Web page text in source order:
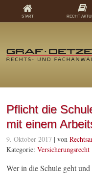
Pflicht die
mit einem
9. Oktober 2017 | von
Kategorie:Versicherungsrecht
Wer in die Schule geht
START RECHT